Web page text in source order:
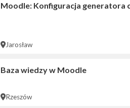
Moodle: Konfiguracja
Jarosław
Baza wiedzy w Moodle
Rzeszów